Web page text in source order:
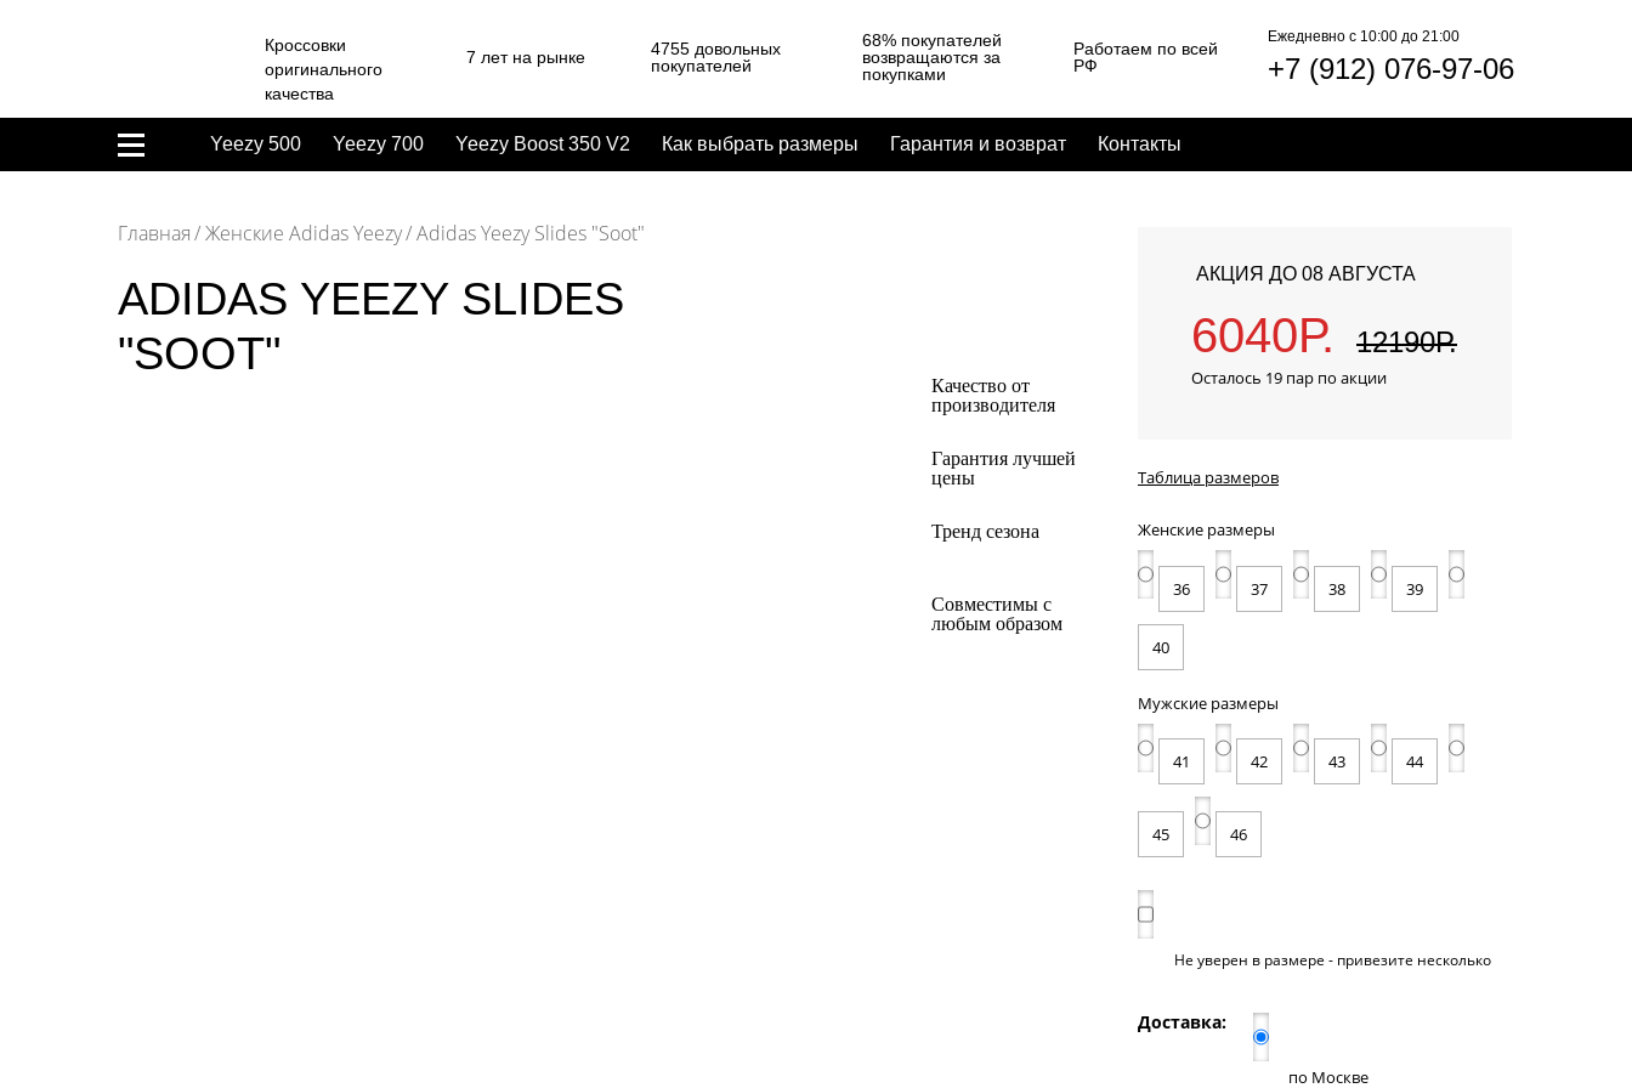
Кроссовки
оригинального
качества
7 лет на рынке
4755 довольных
покупателей
68% покупателей
возвращаются за
покупками
Работаем по всей
РФ
Ежедневно c 10:00 до 21:00
+7 (912) 076-97-06
Yeezy 500 Yeezy 700 Yeezy Boost 350 V2 Как выбрать размеры Гарантия и возврат Контакты
Главная Женские Adidas Yeezy Adidas Yeezy Slides "Soot"
ADIDAS YEEZY SLIDES
"SOOT"
Качество от
производителя
Гарантия лучшей
цены
Тренд сезона
Совместимы с
любым образом
АКЦИЯ ДО 08 АВГУСТА
6040Р. 12190Р.
Осталось 19 пар по акции
Таблица размеров
Женские размеры
36 37 38 39
40
Мужские размеры
41 42 43 44
45 46
Не уверен в размере - привезите несколько
Доставка:
по Москве